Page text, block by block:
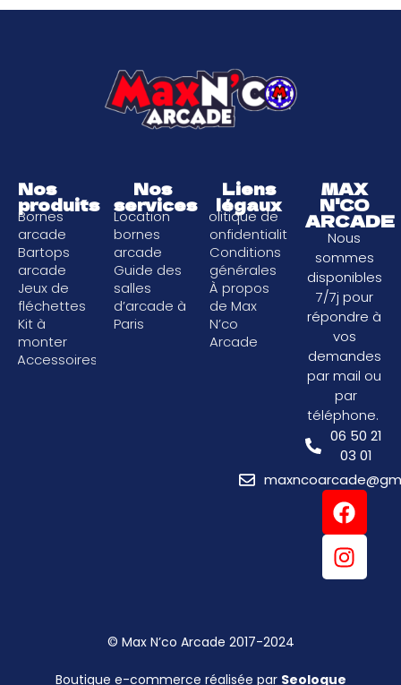
Nos
produits
Bornes
arcade
Bartops
arcade
Jeux de
fléchettes
Kit à
monter
Accessoires
Nos
services
Location
bornes
arcade
Guide des
salles
d’arcade à
Paris
Liens
légaux
Politique de
confidentialité
Conditions
générales
À propos
de Max
N’co
Arcade
MAX
N'CO
ARCADE
Nous
sommes
disponibles
7/7j pour
répondre à
vos
demandes
par mail ou
par
téléphone.
06 50 21
03 01
© Max N’co Arcade 2017-2024
Boutique e-commerce réalisée par Seologue